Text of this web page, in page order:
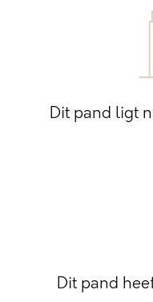
Dit pand ligt
Dit pand